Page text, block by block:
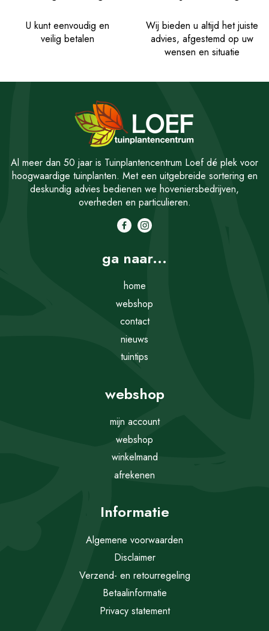
U kunt eenvoudig en
veilig betalen
Wij bieden u altijd het juiste
advies, afgestemd op uw
wensen en situatie
Al meer dan 50 jaar is Tuinplantencentrum Loef dé plek voor
hoogwaardige tuinplanten. Met een uitgebreide sortering en
deskundig advies bedienen we hoveniersbedrijven,
overheden en particulieren.
ga naar...
home
webshop
contact
nieuws
tuintips
webshop
mijn account
webshop
winkelmand
afrekenen
Informatie
Algemene voorwaarden
Disclaimer
Verzend- en retourregeling
Betaalinformatie
Privacy statement